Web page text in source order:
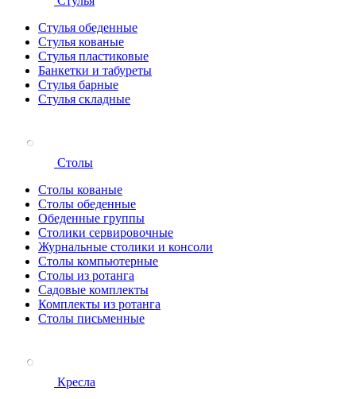
Стулья обеденные
Стулья кованые
Стулья пластиковые
Банкетки и табуреты
Стулья барные
Стулья складные
Столы
Столы кованые
Столы обеденные
Обеденные группы
Столики сервировочные
Журнальные столики и консоли
Столы компьютерные
Столы из ротанга
Садовые комплекты
Комплекты из ротанга
Столы письменные
Кресла